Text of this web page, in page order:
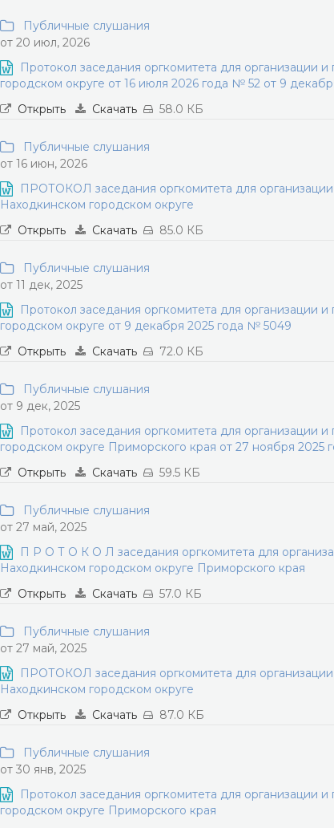
Публичные слушания
от 20 июл, 2026
Протокол заседания оргкомитета для
городском округе от 16 июля 2026 года № 52 от 9
Открыть
Скачать 58.0 КБ
Публичные слушания
от 16 июн, 2026
ПРОТОКОЛ заседания оргкомитета для
Находкинском городском округе
Открыть
Скачать 85.0 КБ
Публичные слушания
от 11 дек, 2025
Протокол заседания оргкомитета для
городском округе от 9 декабря 2025 года № 5049
Открыть
Скачать 72.0 КБ
Публичные слушания
от 9 дек, 2025
Протокол заседания оргкомитета для
городском округе Приморского края от 27 ноября 2025
Открыть
Скачать 59.5 КБ
Публичные слушания
от 27 май, 2025
П Р О Т О К О Л заседания оргкомитета для
Находкинском городском округе Приморского края
Открыть
Скачать 57.0 КБ
Публичные слушания
от 27 май, 2025
ПРОТОКОЛ заседания оргкомитета для
Находкинском городском округе
Открыть
Скачать 87.0 КБ
Публичные слушания
от 30 янв, 2025
Протокол заседания оргкомитета для
городском округе Приморского края